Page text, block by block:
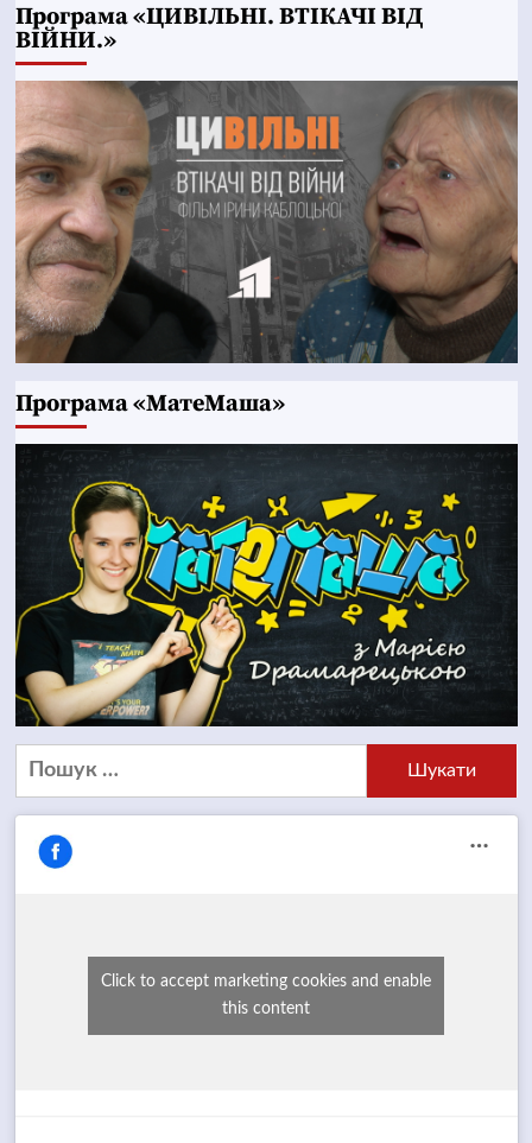
Програма «ЦИВІЛЬНІ. ВТІКАЧІ ВІД
ВІЙНИ.»
Програма «МатеМаша»
Пошук:
Click to accept marketing cookies and enable
this content